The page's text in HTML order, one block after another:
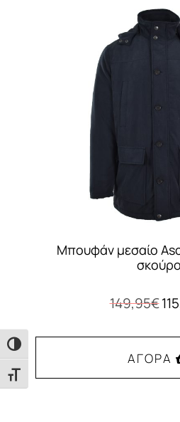
Εναλλαγή Υψηλής Αντίθεσης
Εναλλαγή Μεγέθους Γραμμάτων
Μπουφάν μεσαίο
σκούρο
149,95€
ΑΓΟΡΆ